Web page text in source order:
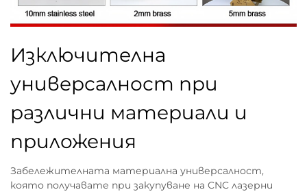
Изключителна
универсалност при
различни материали и
приложения
Забележителната материална универсалност,
която получавате при закупуване на CNC лазерни